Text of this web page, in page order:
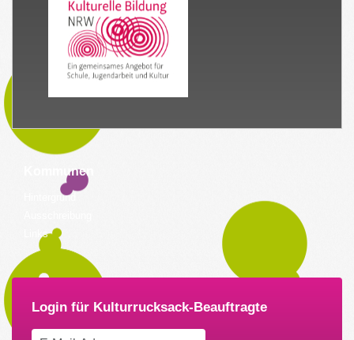
Kommunen
Hintergrund
Links